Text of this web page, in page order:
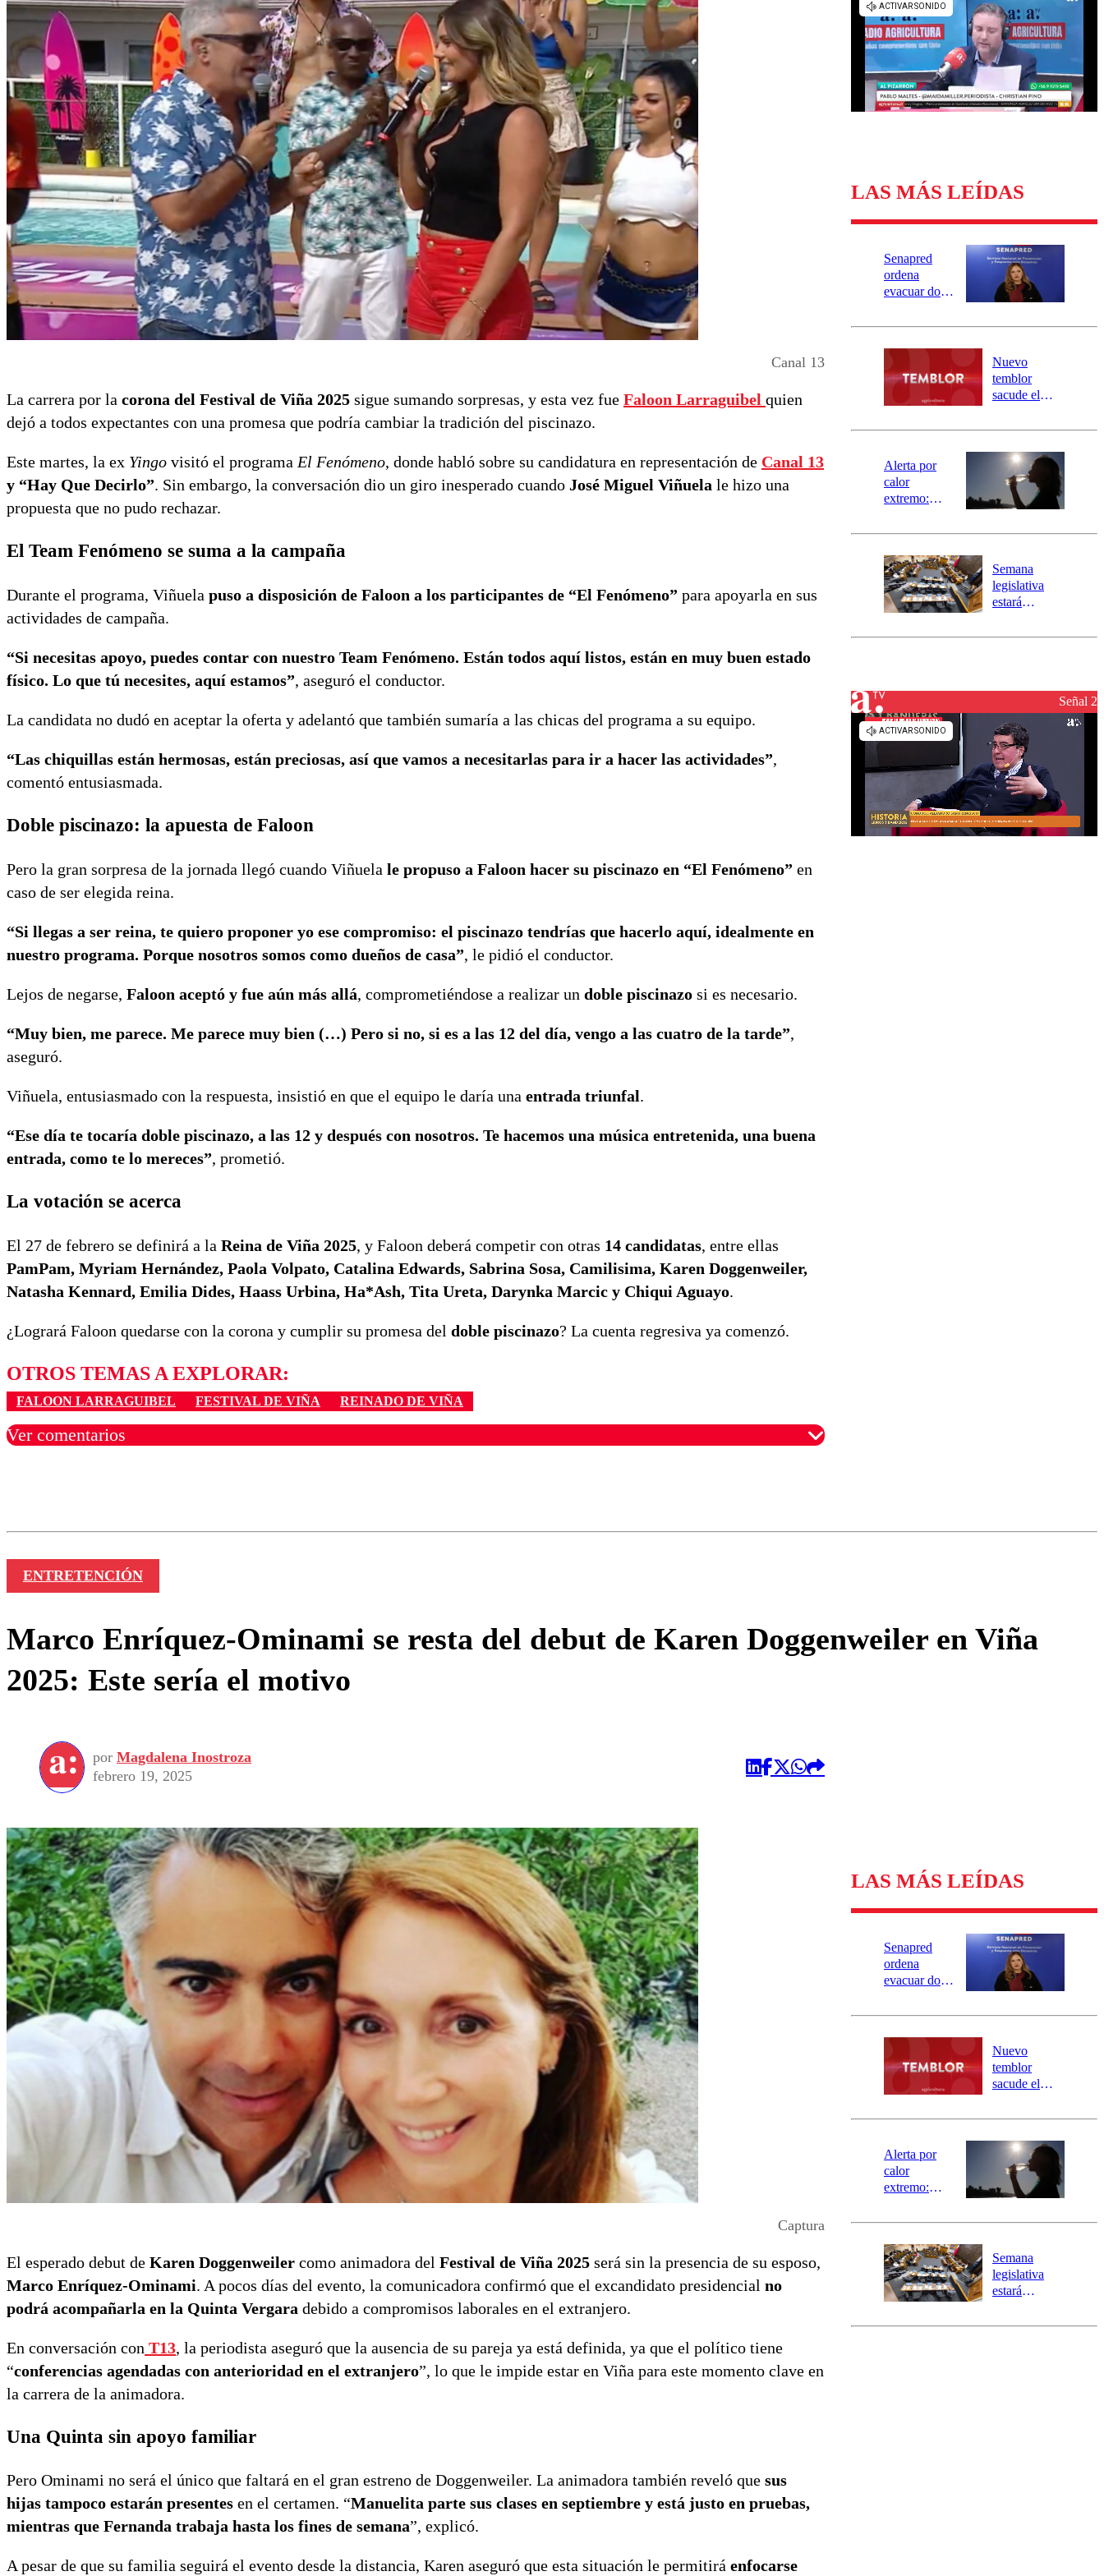
Universidad de Chile
Sustentabilidad
Canal 13
La carrera por la corona del Festival de Viña 2025 sigue sumando sorpresas, y esta vez fue Faloon Larraguibel quien
dejó a todos expectantes con una promesa que podría cambiar la tradición del piscinazo.
Este martes, la ex Yingo visitó el programaEl Fenómeno, donde habló sobre su candidatura en representación de Canal 13
y “Hay Que Decirlo”. Sin embargo, la conversación dio un giro inesperado cuando José Miguel Viñuela le hizo una
propuesta que no pudo rechazar.
El Team Fenómeno se suma a la campaña
Durante el programa, Viñuela puso a disposición de Faloon a los participantes de “El Fenómeno” para apoyarla en sus
actividades de campaña.
“Si necesitas apoyo, puedes contar con nuestro Team Fenómeno. Están todos aquí listos, están en muy buen estado
físico. Lo que tú necesites, aquí estamos”, aseguró el conductor.
La candidata no dudó en aceptar la oferta y adelantó que también sumaría a las chicas del programa a su equipo.
“Las chiquillas están hermosas, están preciosas, así que vamos a necesitarlas para ir a hacer las actividades”,
comentó entusiasmada.
Doble piscinazo: la apuesta de Faloon
Pero la gran sorpresa de la jornada llegó cuando Viñuela le propuso a Faloon hacer su piscinazo en “El Fenómeno” en
caso de ser elegida reina.
“Si llegas a ser reina, te quiero proponer yo ese compromiso: el piscinazo tendrías que hacerlo aquí, idealmente en
nuestro programa. Porque nosotros somos como dueños de casa”, le pidió el conductor.
Lejos de negarse, Faloon aceptó y fue aún más allá, comprometiéndose a realizar un doble piscinazo si es necesario.
“Muy bien, me parece. Me parece muy bien (…) Pero si no, si es a las 12 del día, vengo a las cuatro de la tarde”,
aseguró.
Viñuela, entusiasmado con la respuesta, insistió en que el equipo le daría una entrada triunfal.
“Ese día te tocaría doble piscinazo, a las 12 y después con nosotros. Te hacemos una música entretenida, una buena
entrada, como te lo mereces”, prometió.
La votación se acerca
El 27 de febrero se definirá a la Reina de Viña 2025, y Faloon deberá competir con otras 14 candidatas, entre ellas
PamPam, Myriam Hernández, Paola Volpato, Catalina Edwards, Sabrina Sosa, Camilisima, Karen Doggenweiler,
Natasha Kennard, Emilia Dides, Haass Urbina, Ha*Ash, Tita Ureta, Darynka Marcic y Chiqui Aguayo.
¿Logrará Faloon quedarse con la corona y cumplir su promesa del doble piscinazo? La cuenta regresiva ya comenzó.
OTROS TEMAS A EXPLORAR:
FALOON LARRAGUIBEL FESTIVAL DE VIÑA REINADO DE VIÑA
Ver comentarios
LAS MÁS LEÍDAS
Senapred
ordena
evacuar dos
Carahue por
río Damas:
activa
mensajería
SAE
Nuevo
temblor
sacude el
revisa la
epicentro
Alerta por
calor
extremo:
activa Alerta
Preventiva en
tres comunas
Semana
legislativa
estará
el fin de la
reconstrucciónSeñal 2
ENTRETENCIÓN
Marco Enríquez-Ominami se resta del debut de Karen Doggenweiler en Viña
2025: Este sería el motivo
por Magdalena Inostroza
febrero 19, 2025
Captura
El esperado debut de Karen Doggenweiler como animadora del Festival de Viña 2025 será sin la presencia de su esposo,
Marco Enríquez-Ominami. A pocos días del evento, la comunicadora confirmó que el excandidato presidencial no
podrá acompañarla en la Quinta Vergara debido a compromisos laborales en el extranjero.
En conversación con T13, la periodista aseguró que la ausencia de su pareja ya está definida, ya que el político tiene
“conferencias agendadas con anterioridad en el extranjero”, lo que le impide estar en Viña para este momento clave en
la carrera de la animadora.
Una Quinta sin apoyo familiar
Pero Ominami no será el único que faltará en el gran estreno de Doggenweiler. La animadora también reveló que sus
hijas tampoco estarán presentes en el certamen. “Manuelita parte sus clases en septiembre y está justo en pruebas,
mientras que Fernanda trabaja hasta los fines de semana”, explicó.
A pesar de que su familia seguirá el evento desde la distancia, Karen aseguró que esta situación le permitirá enfocarse
LAS MÁS LEÍDAS
Senapred
ordena
evacuar dos
Carahue por
río Damas:
activa
mensajería
SAE
Nuevo
temblor
sacude el
revisa la
epicentro
Alerta por
calor
extremo:
activa Alerta
Preventiva en
tres comunas
Semana
legislativa
estará
el fin de la